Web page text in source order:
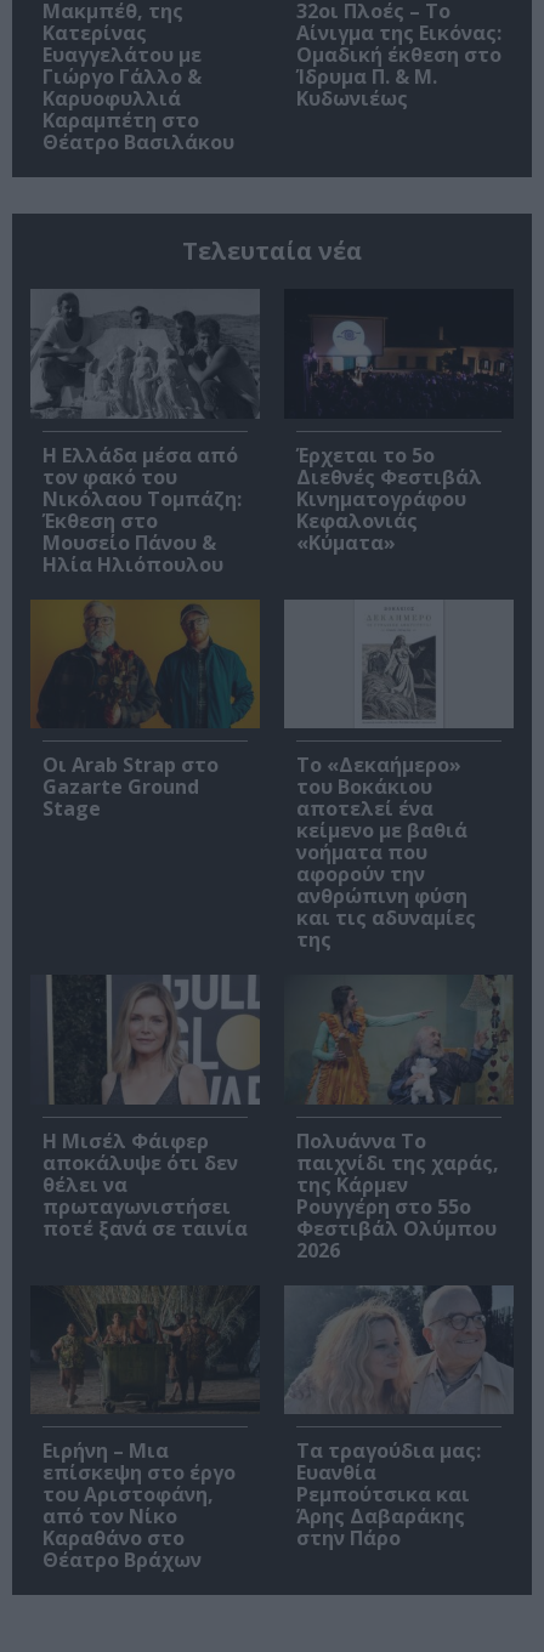
Μακμπέθ, της
Κατερίνας
Ευαγγελάτου με
Γιώργο Γάλλο &
Καρυοφυλλιά
Καραμπέτη στο
Θέατρο Βασιλάκου
32οι Πλοές – Το
Αίνιγμα της Εικόνας:
Ομαδική έκθεση στο
Ίδρυμα Π. & Μ.
Κυδωνιέως
Τελευταία νέα
Η Ελλάδα μέσα από
τον φακό του
Νικόλαου Τομπάζη:
Έκθεση στο
Μουσείο Πάνου &
Ηλία Ηλιόπουλου
Έρχεται το 5ο
Διεθνές Φεστιβάλ
Κινηματογράφου
Κεφαλονιάς
«Κύματα»
Οι Arab Strap στο
Gazarte Ground
Stage
Το «Δεκαήμερο»
του Βοκάκιου
αποτελεί ένα
κείμενο με βαθιά
νοήματα που
αφορούν την
ανθρώπινη φύση
και τις αδυναμίες
της
Η Μισέλ Φάιφερ
αποκάλυψε ότι δεν
θέλει να
πρωταγωνιστήσει
ποτέ ξανά σε ταινία
Πολυάννα Το
παιχνίδι της χαράς,
της Κάρμεν
Ρουγγέρη στο 55ο
Φεστιβάλ Ολύμπου
2026
Ειρήνη – Μια
επίσκεψη στο έργο
του Αριστοφάνη,
από τον Νίκο
Καραθάνο στο
Θέατρο Βράχων
Τα τραγούδια μας:
Ευανθία
Ρεμπούτσικα και
Άρης Δαβαράκης
στην Πάρο